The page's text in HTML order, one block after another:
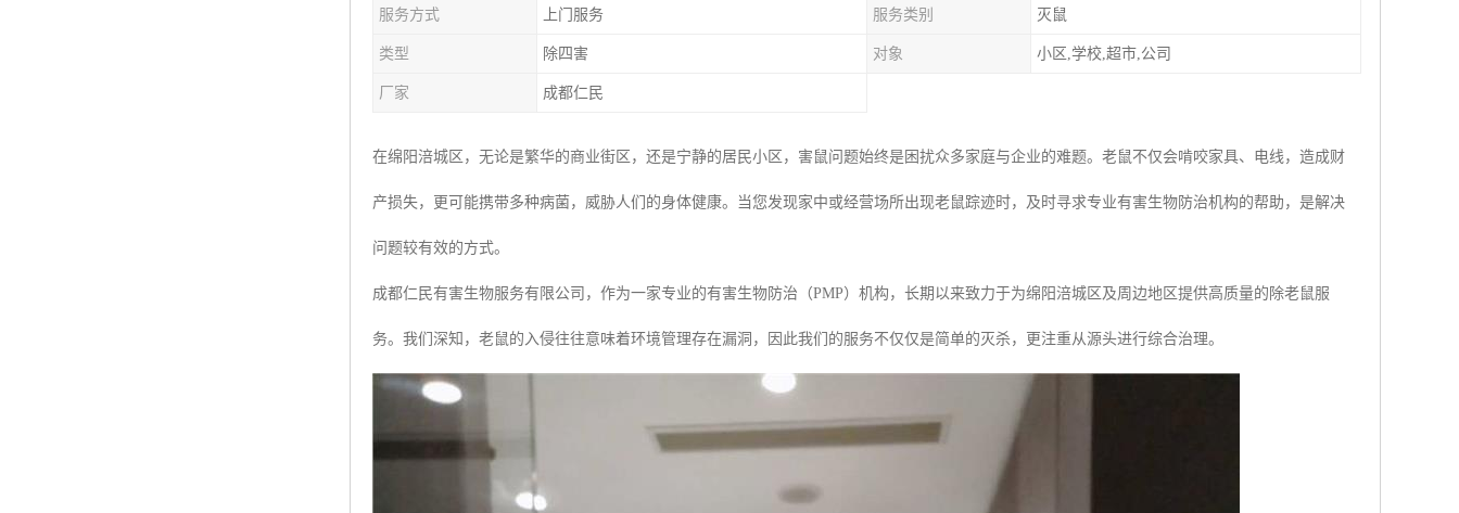
服务方式 上门服务 服务类别 灭鼠
类型 除四害 对象 小区,学校,超市,公司
厂家 成都仁民
在绵阳涪城区，无论是繁华的商业街区，还是宁静的居民小区，害鼠问题始终是困扰众多家庭与企业的难题。老鼠不仅会啃咬家具、电线，造成财
产损失，更可能携带多种病菌，威胁人们的身体健康。当您发现家中或经营场所出现老鼠踪迹时，及时寻求专业有害生物防治机构的帮助，是解决
问题较有效的方式。
成都仁民有害生物服务有限公司，作为一家专业的有害生物防治（PMP）机构，长期以来致力于为绵阳涪城区及周边地区提供高质量的除老鼠服
务。我们深知，老鼠的入侵往往意味着环境管理存在漏洞，因此我们的服务不仅仅是简单的灭杀，更注重从源头进行综合治理。